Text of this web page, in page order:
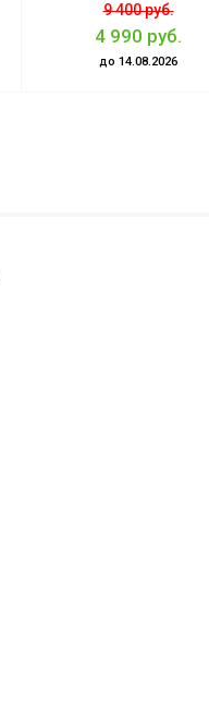
9 400 руб.
4 990 руб.
до 14.08.2026